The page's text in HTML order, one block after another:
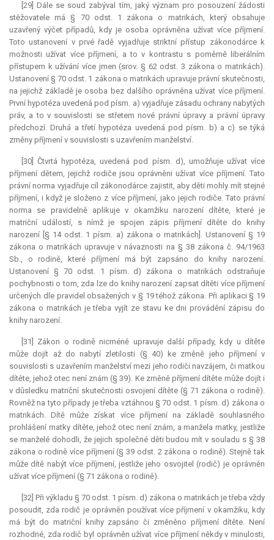
[29] Dále se soud zabýval tím, jaký význam pro posouzení žádosti
stěžovatele má § 70 odst. 1 zákona o matrikách, který obsahuje
uzavřený výčet případů, kdy je osoba oprávněna užívat více příjmení.
Toto ustanovení v prvé řadě vyjadřuje striktní přístup zákonodárce k
možnosti užívat více příjmení, a to v kontrastu s poměrně liberálním
přístupem k užívání více jmen (srov. § 62 odst. 3 zákona o matrikách).
Ustanovení § 70 odst. 1 zákona o matrikách upravuje právní skutečnosti,
na jejichž základě je osoba bez dalšího oprávněna užívat více příjmení.
První hypotéza uvedená pod písm. a) vyjadřuje zásadu ochrany nabytých
práv, a to v souvislosti se střetem nové právní úpravy a právní úpravy
předchozí. Druhá a třetí hypotéza uvedená pod písm. b) a c) se týká
změny příjmení v souvislosti s uzavřením manželství.
[30] Čtvrtá hypotéza, uvedená pod písm. d), umožňuje užívat více
příjmení dětem, jejichž rodiče jsou oprávněni užívat více příjmení. Tato
právní norma vyjadřuje cíl zákonodárce zajistit, aby děti mohly mít stejné
příjmení, i když je složeno z více příjmení, jako jejich rodiče. Tato právní
norma se pravidelně aplikuje v okamžiku narození dítěte, které je
matriční událostí, s nímž je spojen zápis příjmení dítěte do knihy
narození [§ 14 odst. 1 písm. a) zákona o matrikách]. Ustanovení § 19
zákona o matrikách upravuje v návaznosti na § 38 zákona č. 94/1963
Sb., o rodině, které příjmení má být zapsáno do knihy narození.
Ustanovení § 70 odst. 1 písm. d) zákona o matrikách odstraňuje
pochybnosti o tom, zda lze do knihy narození zapsat dítěti více příjmení
určených dle pravidel obsažených v § 19 téhož zákona. Při aplikaci § 19
zákona o matrikách je třeba vyjít ze stavu ke dni provádění zápisu do
knihy narození.
[31] Zákon o rodině nicméně upravuje další případy, kdy u dítěte
může dojít až do nabytí zletilosti (§ 40) ke změně jeho příjmení v
souvislosti s uzavřením manželství mezi jeho rodiči navzájem, či matkou
dítěte, jehož otec není znám (§ 39). Ke změně příjmení dítěte může dojít i
v důsledku matriční skutečnosti osvojení dítěte (§ 71 zákona o rodině).
Rovněž na tyto případy je třeba vztáhnou § 70 odst. 1 písm. d) zákona o
matrikách. Dítě může získat více příjmení na základě souhlasného
prohlášení matky dítěte, jehož otec není znám, a manžela matky, jestliže
se manželé dohodli, že jejich společné děti budou mít v souladu s § 38
zákona o rodině více příjmení (§ 39 odst. 2 zákona o rodině). Stejně tak
může dítě nabýt více příjmení, jestliže jeho osvojitel (rodič) je oprávněn
užívat více příjmení (§ 71 zákona o rodině).
[32] Při výkladu § 70 odst. 1 písm. d) zákona o matrikách je třeba vždy
posoudit, zda rodič je oprávněn používat více příjmení v okamžiku, kdy
má být do matriční knihy zapsáno či změněno příjmení dítěte. Není
rozhodné, zda rodič byl oprávněn užívat více příjmení někdy v minulosti,